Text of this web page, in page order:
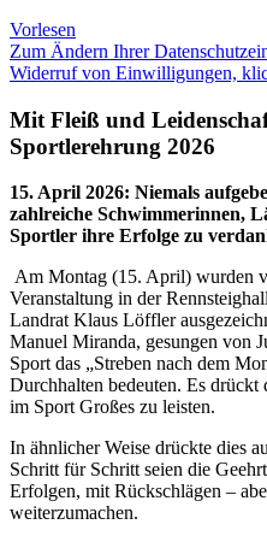
Vorlesen
Zum Ändern Ihrer
Widerruf von Einwilligungen,
Mit Fleiß und
Sportlerehrung 2026
15. April 2026: Niemals
zahlreiche Schwimmerinnen,
Sportler ihre Erfolge zu
Am Montag (15. April) wurden
Veranstaltung in der
Landrat Klaus Löffler
Manuel Miranda, gesungen von
Sport das „Streben nach dem
Durchhalten bedeuten. Es
im Sport Großes zu leisten.
In ähnlicher Weise drückte dies
Schritt für Schritt seien die
Erfolgen, mit Rückschlägen –
weiterzumachen.